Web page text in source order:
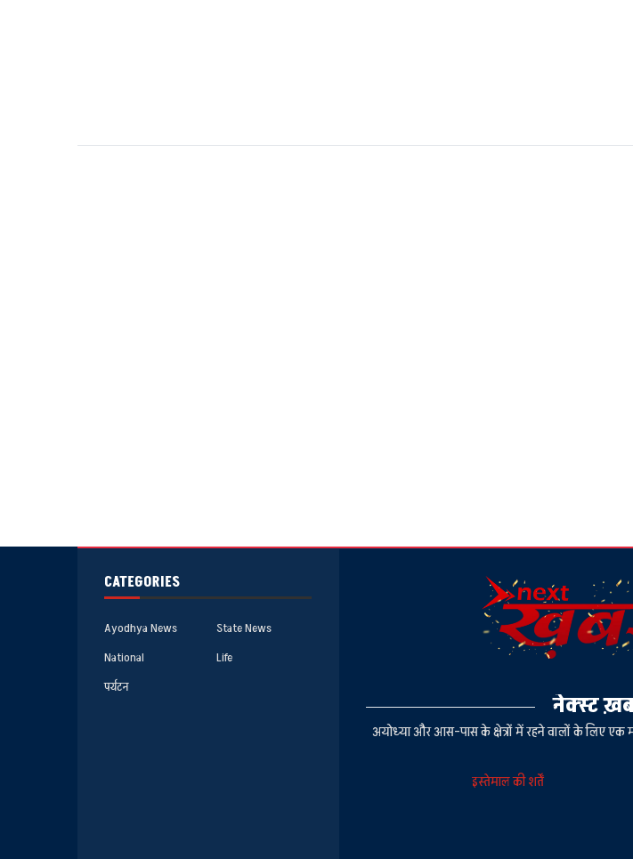
CATEGORIES
Ayodhya News
State News
National
Life
पर्यटन
नेक्स्ट
अयोध्या और आस-पास के क्षेत्रों में रहने वालों के लिए एक
इस्तेमाल की शर्तें